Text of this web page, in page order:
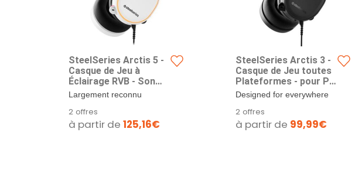
SteelSeries Arctis 5 -
Casque de Jeu à
Éclairage RVB - Son
Surround DTS
Headphone:X v2.0 pour
PC et PlayStation 4 -
Blanc
Largement reconnu
monde du jeu, le micro...
2 offres
à partir de 125,16€
SteelSeries Arctis 3 -
Casque de Jeu toutes
Plateformes - pour PC,
PlayStation 4, Xbox
One, Nintendo Switch,
RV, Android et iOS -
Noir
Designed for everywhere
sound, comfort and...
2 offres
à partir de 99,99€